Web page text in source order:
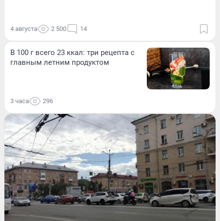
4 августа 2 500 14
В 100 г всего 23 ккал: три рецепта с
главным летним продуктом
3 часа 296